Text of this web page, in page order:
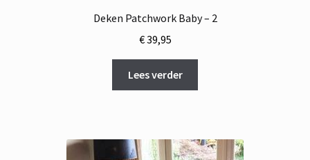
Deken Patchwork Baby – 2
€39,95
Lees verder